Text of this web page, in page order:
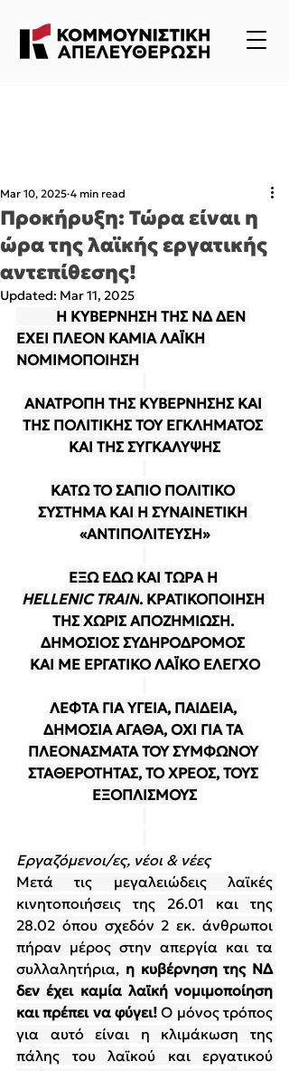
Προκήρυξη: Τώρα είναι η
ώρα της λαϊκής εργατικής
αντεπίθεσης!
Mar 10, 2025 4 min read
Updated: Mar 11, 2025
ΕΧΕΙ ΠΛΕΟΝ ΚΑΜΙΑ ΛΑΪΚΗ
ΝΟΜΙΜΟΠΟΙΗΣΗ
ΑΝΑΤΡΟΠΗ ΤΗΣ ΚΥΒΕΡΝΗΣΗΣ ΚΑΙ
ΤΗΣ ΠΟΛΙΤΙΚΗΣ ΤΟΥ ΕΓΚΛΗΜΑΤΟΣ
ΚΑΙ ΤΗΣ ΣΥΓΚΑΛΥΨΗΣ
ΚΑΤΩ ΤΟ ΣΑΠΙΟ ΠΟΛΙΤΙΚΟ
ΣΥΣΤΗΜΑ ΚΑΙ Η ΣΥΝΑΙΝΕΤΙΚΗ
«ΑΝΤΙΠΟΛΙΤΕΥΣΗ»
ΕΞΩ ΕΔΩ ΚΑΙ ΤΩΡΑ Η
HELLENIC TRAIN. ΚΡΑΤΙΚΟΠΟΙΗΣΗ
ΤΗΣ ΧΩΡΙΣ ΑΠΟΖΗΜΙΩΣΗ.
ΔΗΜΟΣΙΟΣ ΣΥΔΗΡΟΔΡΟΜΟΣ
KAI ΜΕ ΕΡΓΑΤΙΚΟ ΛΑΪΚΟ ΕΛΕΓΧΟ
ΛΕΦΤΑ ΓΙΑ ΥΓΕΙΑ, ΠΑΙΔΕΙΑ,
ΔΗΜΟΣΙΑ ΑΓΑΘΑ, ΟΧΙ ΓΙΑ ΤΑ
ΠΛΕΟΝΑΣΜΑΤΑ ΤΟΥ ΣΥΜΦΩΝΟΥ
ΣΤΑΘΕΡΟΤΗΤΑΣ, ΤΟ ΧΡΕΟΣ, ΤΟΥΣ
ΕΞΟΠΛΙΣΜΟΥΣ
Εργαζόμενοι/ες, νέοι & νέες
Μετά τις μεγαλειώδεις λαϊκές
κινητοποιήσεις της 26.01 και της
28.02 όπου σχεδόν 2 εκ. άνθρωποι
πήραν μέρος στην απεργία και τα
συλλαλητήρια, η κυβέρνηση της ΝΔ
δεν έχει καμία λαϊκή νομιμοποίηση
και πρέπει να φύγει! Ο μόνος τρόπος
για αυτό είναι η κλιμάκωση της
πάλης του λαϊκού και εργατικού